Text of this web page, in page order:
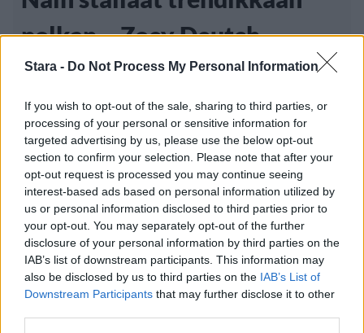
Stara - Do Not Process My Personal Information
If you wish to opt-out of the sale, sharing to third parties, or
processing of your personal or sensitive information for
targeted advertising by us, please use the below opt-out
section to confirm your selection. Please note that after your
opt-out request is processed you may continue seeing
interest-based ads based on personal information utilized by
us or personal information disclosed to third parties prior to
your opt-out. You may separately opt-out of the further
disclosure of your personal information by third parties on the
IAB’s list of downstream participants. This information may
also be disclosed by us to third parties on the IAB’s List of
Downstream Participants that may further disclose it to other
polkan – Zoey Deutch
näyttää mallia
Keskipitkät ja polkkamittaiset hiukset ovat
viime vuoden lopulla yleistyneet
huomattavasti.
Info Yhteistyössä